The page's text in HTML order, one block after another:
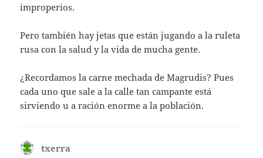
improperios.
Pero también hay jetas que están jugando a la ruleta
rusa con la salud y la vida de mucha gente.
¿Recordamos la carne mechada de Magrudis? Pues
cada uno que sale a la calle tan campante está
sirviendo u a ración enorme a la población.
txerra